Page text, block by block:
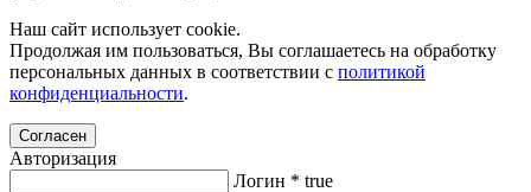
Наш сайт использует cookie.
Продолжая им пользоваться, Вы соглашаетесь на обработку
персональных данных в соответствии с политикой
конфиденциальности.
Согласен
Авторизация
Логин * true